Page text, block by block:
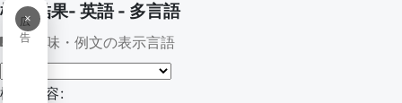
×
広
告
検索結果- 英語 - 多言語
意味・例文の表示言語
検索内容: